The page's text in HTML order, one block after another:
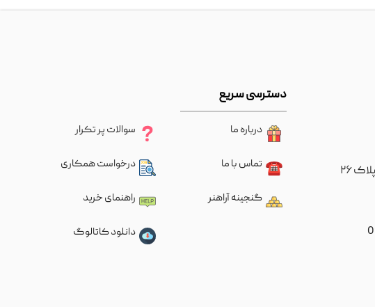
۲۶
دسترسی سریع
درباره ما
تماس با ما
گنجینه آراهنر
سوالات پر تکرار
درخواست همکاری
راهنمای خرید
دانلود کاتالوگ